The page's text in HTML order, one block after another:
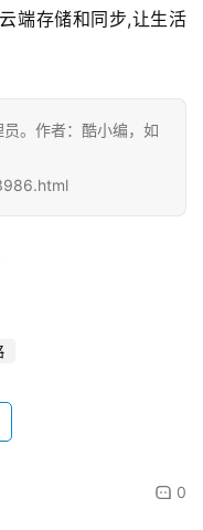
端存储和同步,让生活
。作者：酷小编，如
0